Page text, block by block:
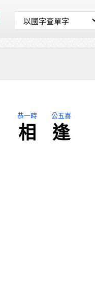
恭一時
相
公五喜
逢